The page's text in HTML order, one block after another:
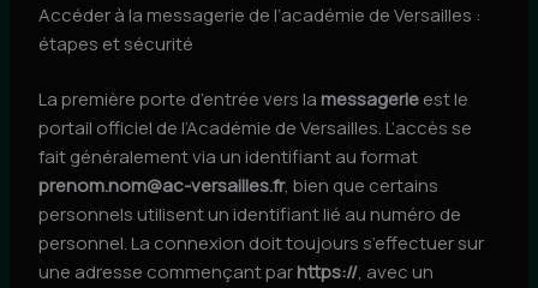
Accéder à la messagerie de l’académie de Versailles :
étapes et sécurité
La première porte d’entrée vers la messagerieest le
portail officiel de l’Académie de Versailles. L’accès se
fait généralement via un identifiant au format
prenom.nom@ac-versailles.fr, bien que certains
personnels utilisent un identifiant lié au numéro de
personnel. La connexion doit toujours s’effectuer sur
une adresse commençant parhttps://, avec un